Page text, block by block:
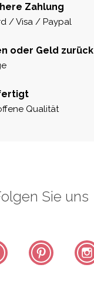
Zahlung
/ Visa / Paypal
oder Geld zurück
Qualität
Sie uns
Facebook Pinterest